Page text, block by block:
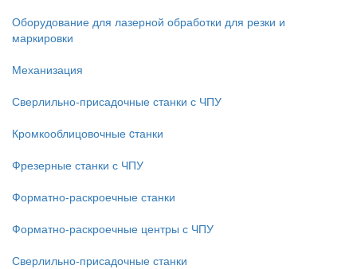
Оборудование для лазерной обработки для резки и
маркировки
Механизация
Сверлильно-присадочные станки с ЧПУ
Кромкооблицовочные cтанки
Фрезерные станки с ЧПУ
Форматно-раскроечные станки
Форматно-раскроечные центры с ЧПУ
Сверлильно-присадочные станки